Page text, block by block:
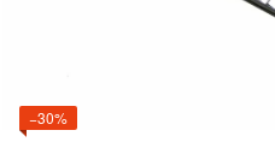
−30%